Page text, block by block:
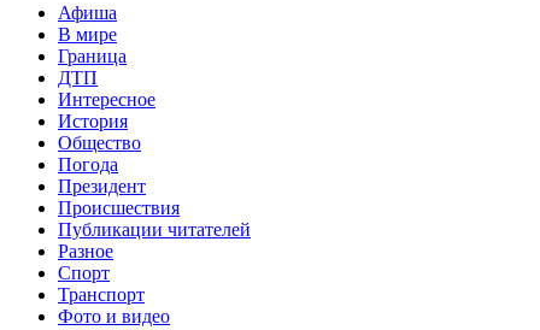
Афиша
В мире
Граница
ДТП
Интересное
История
Общество
Погода
Президент
Происшествия
Публикации читателей
Разное
Спорт
Транспорт
Фото и видео